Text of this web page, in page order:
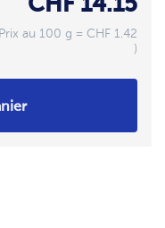
CHF 14.15
au 100 g = CHF 1.42
)